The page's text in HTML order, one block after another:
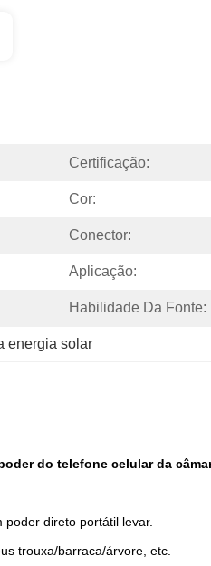
Certificação:
Cor:
Conector:
Aplicação:
Habilidade Da Fonte:
energia solar
do telefone celular da
direto portátil levar.
trouxa/barraca/árvore, etc.